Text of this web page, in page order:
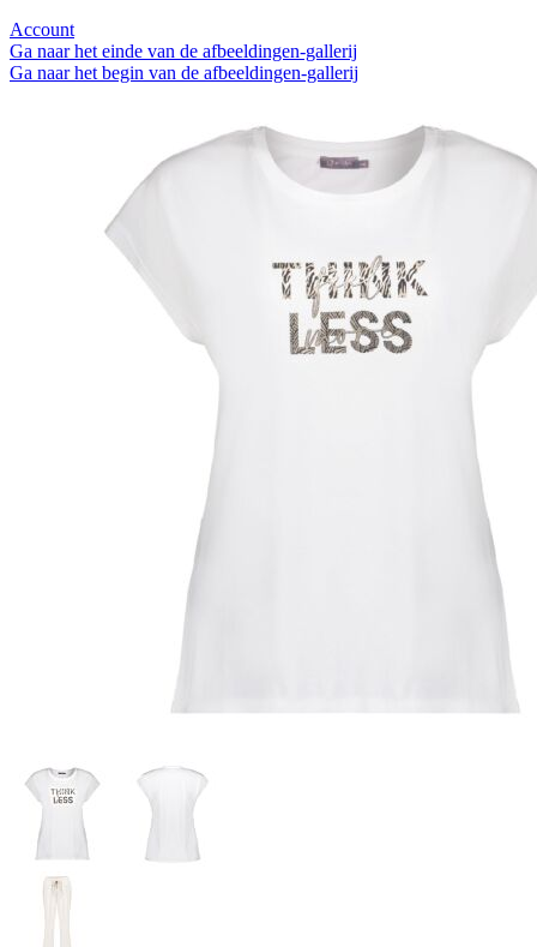
Account
Ga naar het einde van de afbeeldingen-gallerij
Ga naar het begin van de afbeeldingen-gallerij